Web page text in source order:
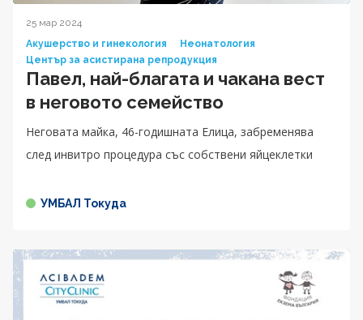
25 мар 2024
Акушерство и гинекология
Неонатология
Център за асистирана репродукция
Павел, най-благата и чакана вест
в неговото семейство
Неговата майка, 46-годишната Елица, забременява
след инвитро процедура със собствени яйцеклетки
УМБАЛ Токуда